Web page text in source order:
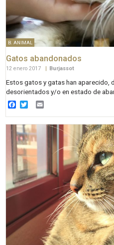
B. ANIMAL
Gatos abandonados
12 enero 2017 | Burjassot
Estos gatos y gatas han aparecido,
desorientados y/o en estado de
Facebook
Twitter